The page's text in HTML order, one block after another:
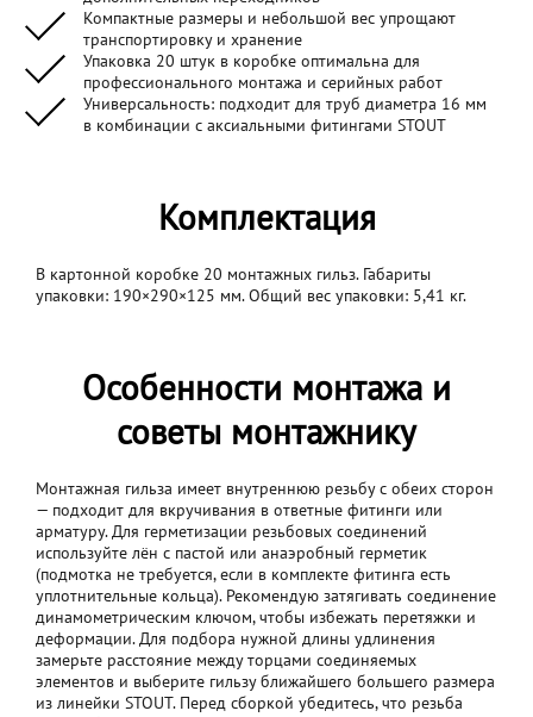
Компактные размеры и небольшой вес упрощают
транспортировку и хранение
Упаковка 20 штук в коробке оптимальна для
профессионального монтажа и серийных работ
Универсальность: подходит для труб диаметра 16 мм
в комбинации с аксиальными фитингами STOUT
Комплектация
В картонной коробке 20 монтажных гильз. Габариты
упаковки: 190×290×125 мм. Общий вес упаковки: 5,41 кг.
Особенности монтажа и
советы монтажнику
Монтажная гильза имеет внутреннюю резьбу с обеих сторон
— подходит для вкручивания в ответные фитинги или
арматуру. Для герметизации резьбовых соединений
используйте лён с пастой или анаэробный герметик
(подмотка не требуется, если в комплекте фитинга есть
уплотнительные кольца). Рекомендую затягивать соединение
динамометрическим ключом, чтобы избежать перетяжки и
деформации. Для подбора нужной длины удлинения
замерьте расстояние между торцами соединяемых
элементов и выберите гильзу ближайшего большего размера
из линейки STOUT. Перед сборкой убедитесь, что резьба